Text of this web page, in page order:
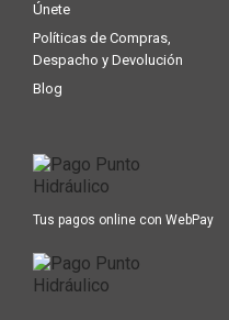
Únete
Políticas de Compras,
Despacho y Devolución
Blog
Tus pagos online con WebPay